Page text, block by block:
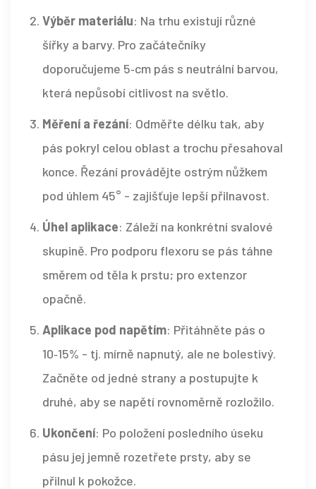
Výběr materiálu: Na trhu existují různé
šířky a barvy. Pro začátečníky
doporučujeme 5‑cm pás s neutrální barvou,
která nepůsobí citlivost na světlo.
Měření a řezání: Odměřte délku tak, aby
pás pokryl celou oblast a trochu přesahoval
konce. Řezání provádějte ostrým nůžkem
pod úhlem 45° - zajišťuje lepší přilnavost.
Úhel aplikace: Záleží na konkrétní svalové
skupině. Pro podporu flexoru se pás táhne
směrem od těla k prstu; pro extenzor
opačně.
Aplikace pod napětím: Přitáhněte pás o
10‑15% - tj. mírně napnutý, ale ne bolestivý.
Začněte od jedné strany a postupujte k
druhé, aby se napětí rovnoměrně rozložilo.
Ukončení: Po položení posledního úseku
pásu jej jemně rozetřete prsty, aby se
přilnul k pokožce.